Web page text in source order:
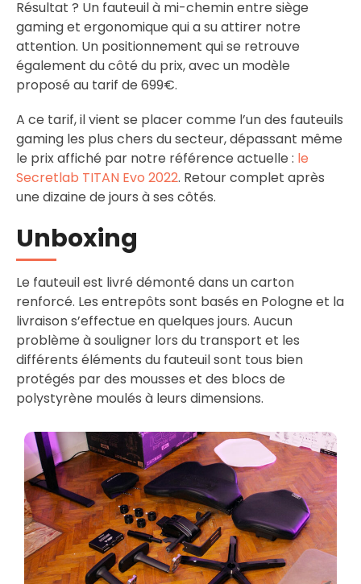
Résultat ? Un fauteuil à mi-chemin entre siège
gaming et ergonomique qui a su attirer notre
attention. Un positionnement qui se retrouve
également du côté du prix, avec un modèle
proposé au tarif de 699€.
A ce tarif, il vient se placer comme l’un des fauteuils
gaming les plus chers du secteur, dépassant même
le prix affiché par notre référence actuelle : le
Secretlab TITAN Evo 2022. Retour complet après
une dizaine de jours à ses côtés.
Unboxing
Le fauteuil est livré démonté dans un carton
renforcé. Les entrepôts sont basés en Pologne et la
livraison s’effectue en quelques jours. Aucun
problème à souligner lors du transport et les
différents éléments du fauteuil sont tous bien
protégés par des mousses et des blocs de
polystyrène moulés à leurs dimensions.